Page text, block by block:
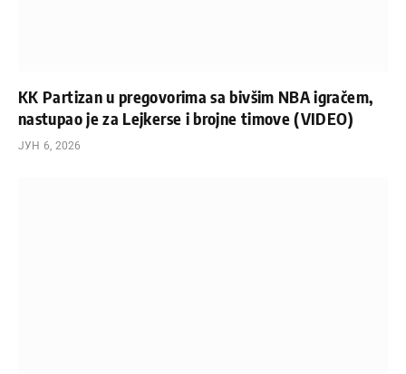
KK Partizan u pregovorima sa bivšim NBA igračem,
nastupao je za Lejkerse i brojne timove (VIDEO)
ЈУН 6, 2026